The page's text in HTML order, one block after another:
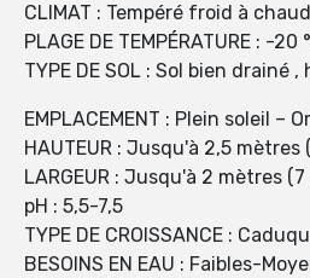
CLIMAT : Tempéré froid à chaud
PLAGE DE TEMPÉRATURE : -
TYPE DE SOL : Sol bien
EMPLACEMENT : Plein soleil –
HAUTEUR : Jusqu'à 2,5 mètres
LARGEUR : Jusqu'à 2 mètres (7
pH : 5,5-7,5
TYPE DE CROISSANCE :
BESOINS EN EAU : Faibles-